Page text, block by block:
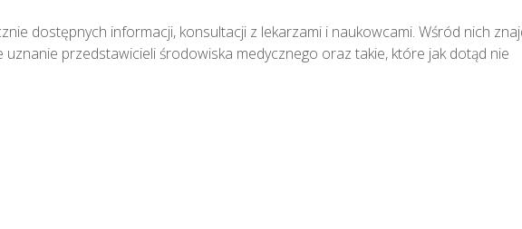
dostępnych informacji, konsultacji z lekarzami i naukowcami. Wśród nich
uznanie przedstawicieli środowiska medycznego oraz takie, które jak dotąd nie